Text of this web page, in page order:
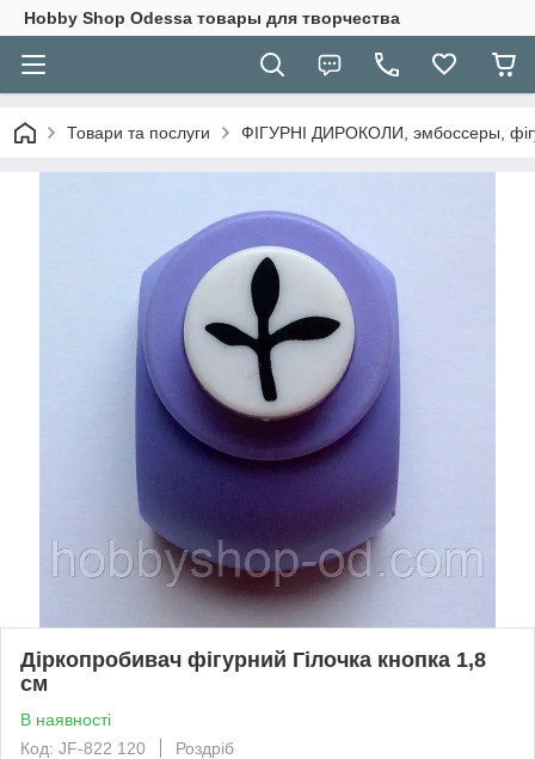
Hobbу Shop Odessa товары для творчества
Товари та послуги ФІГУРНІ ДИРОКОЛИ, эмбоссеры,
Діркопробивач фігурний Гілочка кнопка 1,8
см
В наявності
Код: JF-822 120
Роздріб